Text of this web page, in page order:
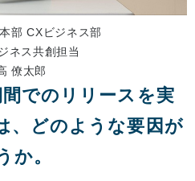
部 CXビジネス部
ネス共創担当
僚太郎
でのリリースを実
、どのような要因が
か。